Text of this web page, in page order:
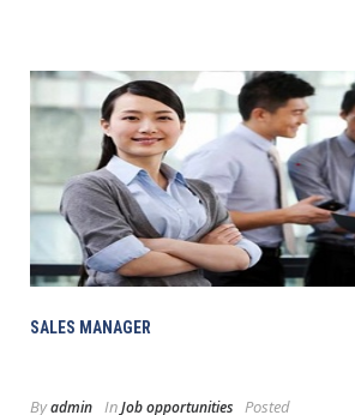
SALES MANAGER
Byadmin InJob opportunities Posted